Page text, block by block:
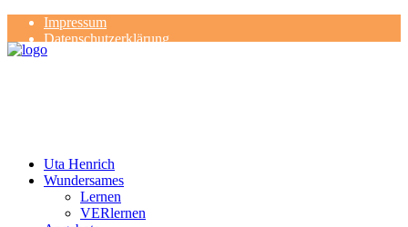
Impressum
Datenschutzerklärung
Kontakt
Uta Henrich
Wundersames
Lernen
VERlernen